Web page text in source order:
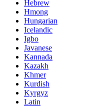
Hebrew
Hmong
Hungarian
Icelandic
Igbo
Javanese
Kannada
Kazakh
Khmer
Kurdish
Kyrgyz
Latin